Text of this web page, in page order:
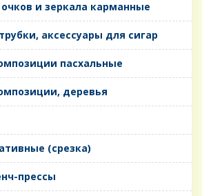
и зеркала карманные
аксессуары для сигар
пасхальные
деревья
(срезка)
прессы